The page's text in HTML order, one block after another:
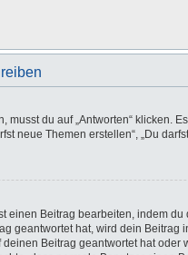
du auf „Antworten“
neue Themen erstellen“, „Du
Beitrag bearbeiten, indem
hat, wird dein
Beitrag geantwortet hat